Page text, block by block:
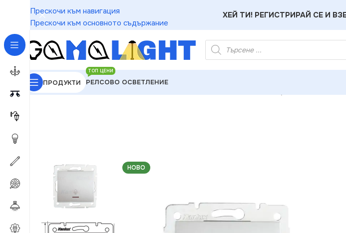
Прескочи към навигация
Прескочи към основното съдържание
ХЕЙ ТИ! РЕГИСТРИРАЙ СЕ И
ПРОДУКТИ РЕЛСОВО ОСВЕТЛЕНИЕ
ТОП ЦЕНИ
GAMALIGHT»
НОВО